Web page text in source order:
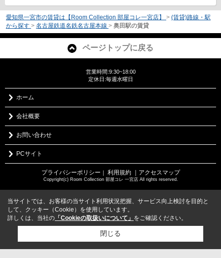
愛知県一宮市の賃貸は【Room Collection 部屋コレ一宮店】 > (賃貸)路線・駅
から探す > 名古屋鉄道名鉄名古屋本線 > 奥田駅の賃貸
ページトップに戻る
営業時間:9:30~18:00
定休日:毎週水曜日
ホーム
会社概要
お問い合わせ
PCサイト
プライバシーポリシー ｜ 利用規約 ｜アクセスマップ
Copyright(c) Room Collection 部屋コレ 一宮店 All rights reserved.
当サイトでは、お客様の当サイト利用状況把握、サービス向上検討を目的と
して、クッキー（Cookie）を使用しています。
詳しくは、当社の 「Cookieの取扱いについて」 をご確認ください。
閉じる